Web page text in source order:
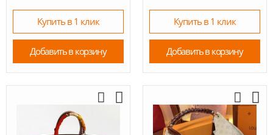
Купить в 1 клик
Добавить в корзину
Купить в 1 клик
Добавить в корзину